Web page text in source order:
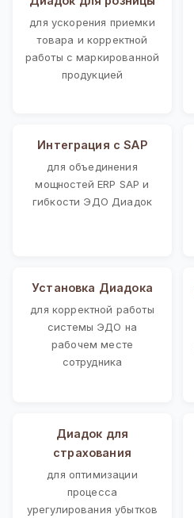
для ускорения приемки
товара и корректной
работы с маркированной
продукцией
Интеграция с SAP
для объединения
мощностей ERP SAP и
гибкости ЭДО Диадок
Установка Диадока
для корректной работы
системы ЭДО на
рабочем месте
сотрудника
Диадок для
страхования
для оптимизации
процесса
урегулирования убытков